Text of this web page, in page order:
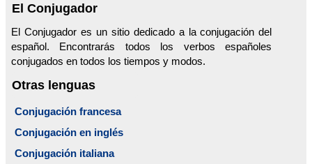
El Conjugador
El Conjugador es un sitio dedicado a la conjugación del
español. Encontrarás todos los verbos españoles
conjugados en todos los tiempos y modos.
Otras lenguas
Conjugación francesa
Conjugación en inglés
Conjugación italiana